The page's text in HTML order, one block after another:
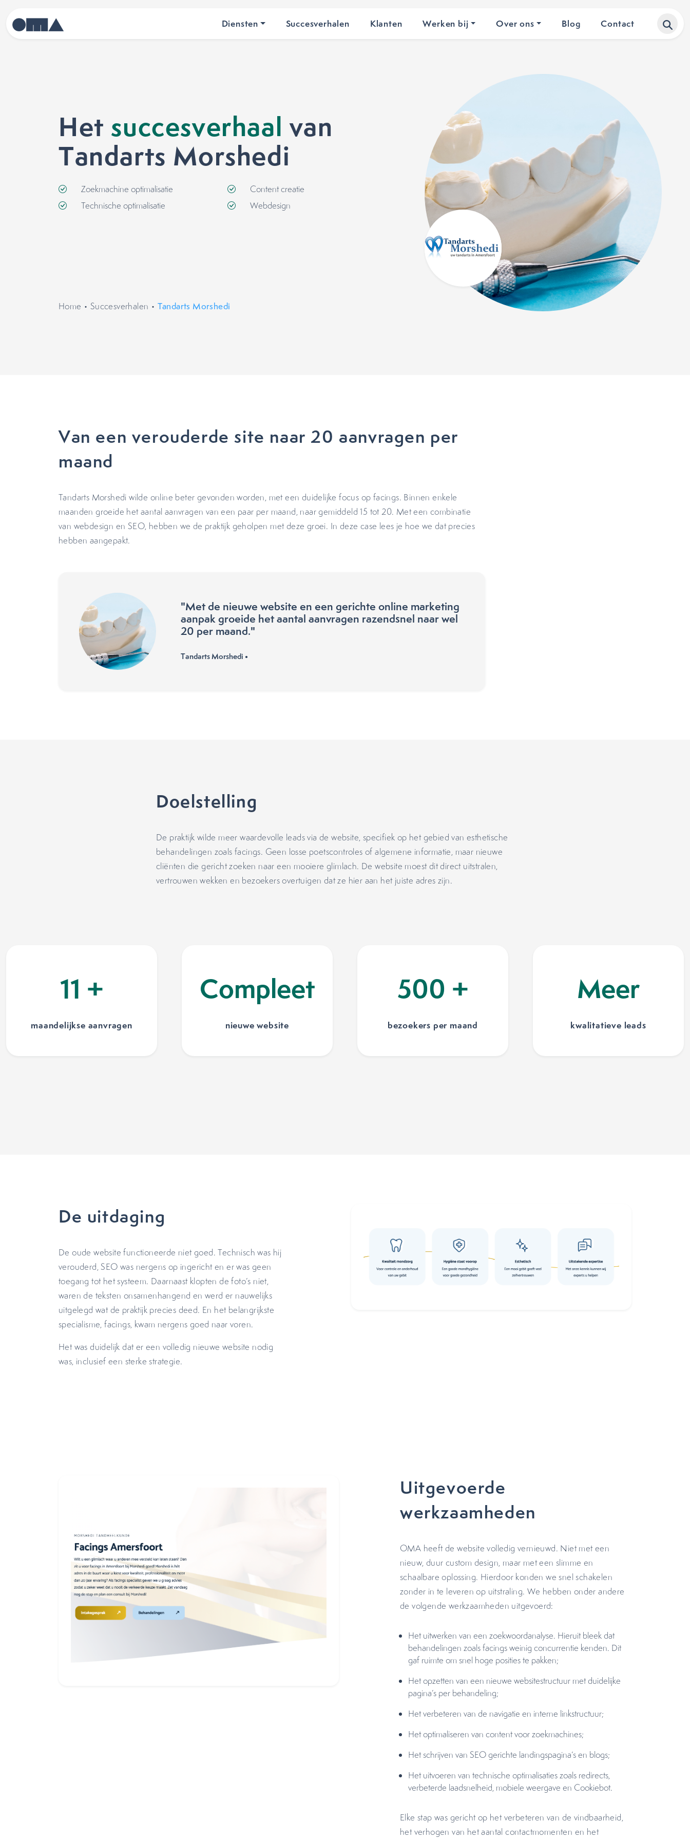
Diensten Succesverhalen Klanten Werken bij Over ons Blog Contact
Het succesverhaal van
Tandarts Morshedi
Zoekmachine optimalisatie
Technische optimalisatie
Content creatie
Webdesign
Home • Succesverhalen • Tandarts Morshedi
Van een verouderde site naar 20 aanvragen per
maand
Tandarts Morshedi wilde online beter gevonden worden, met een duidelijke focus op facings. Binnen enkele
maanden groeide het aantal aanvragen van een paar per maand, naar gemiddeld 15 tot 20. Met een combinatie
van webdesign en SEO, hebben we de praktijk geholpen met deze groei. In deze case lees je hoe we dat precies
hebben aangepakt.
"Met de nieuwe website en een gerichte online marketing
aanpak groeide het aantal aanvragen razendsnel naar wel
20 per maand."
Tandarts Morshedi •
Doelstelling
De praktijk wilde meerwaardevolle leads via de website, specifiek op het gebied van esthetische
behandelingen zoals facings. Geen losse poetscontroles of algemene informatie, maar nieuwe
cliënten die gericht zoeken naar een mooiere glimlach. De website moest dit direct uitstralen,
vertrouwen wekken en bezoekers overtuigen dat ze hier aan het juiste adres zijn.
15 +
maandelijkse aanvragen
Compleet
nieuwe website
500 +
bezoekers per maand
Meer
kwalitatieve leads
De uitdaging
De oude website functioneerde niet goed. Technisch was hij
verouderd, SEO was nergens op ingericht en er was geen
toegang tot het systeem. Daarnaast klopten de foto’s niet,
waren de teksten onsamenhangend en werd er nauwelijks
uitgelegd wat de praktijk precies deed. En het belangrijkste
specialisme, facings, kwam nergens goed naar voren.
Het was duidelijk dat er een volledig nieuwe website nodig
was, inclusief een sterke strategie.
Uitgevoerde
werkzaamheden
OMA heeft de website volledig vernieuwd. Niet met een
nieuw, duur custom design, maar met een slimme en
schaalbare oplossing. Hierdoor konden we snel schakelen
zonder in te leveren op uitstraling. We hebben onder andere
de volgende werkzaamheden uitgevoerd:
Het uitwerken van een zoekwoordanalyse. Hieruit bleek dat
behandelingen zoals facings weinig concurrentie kenden. Dit
gaf ruimte om snel hoge posities te pakken;
Het opzetten van een nieuwe websitestructuur met duidelijke
pagina’s per behandeling;
Het verbeteren van de navigatie en interne linkstructuur;
Het optimaliseren van content voor zoekmachines;
Het schrijven van SEO gerichte landingspagina’s en blogs;
Het uitvoeren van technische optimalisaties zoals redirects,
verbeterde laadsnelheid, mobiele weergave en Cookiebot.
Elke stap was gericht op het verbeteren van de vindbaarheid,
het verhogen van het aantal contactmomenten en het